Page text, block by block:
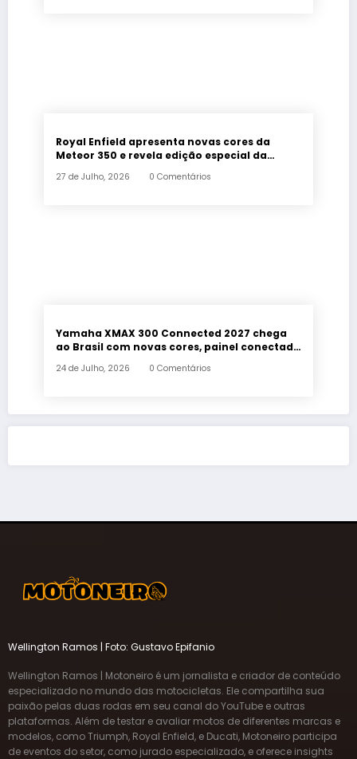
Royal Enfield apresenta novas cores da
Meteor 350 e revela edição especial da
27 de Julho, 2026 0 Comentários
Yamaha XMAX 300 Connected 2027 chega
ao Brasil com novas cores, painel conectado
24 de Julho, 2026 0 Comentários
Wellington Ramos | Foto: Gustavo Epifanio
Wellington Ramos | Motoneiro é um jornalista e criador de conteúdo
especializado no mundo das motocicletas. Ele compartilha sua
paixão pelas duas rodas em seu canal do YouTube e outras
plataformas. Além de testar e avaliar motos de diferentes marcas e
modelos, como Triumph, Royal Enfield, e Ducati, Motoneiro participa
de eventos do setor, como jurado especializado, e oferece insights